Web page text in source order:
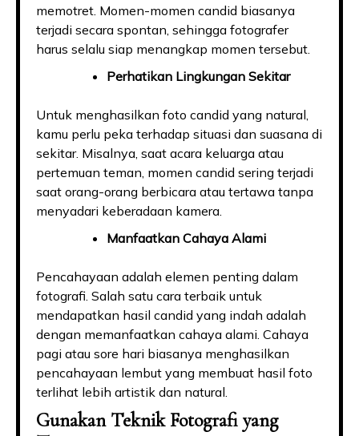
memotret. Momen-momen candid biasanya
terjadi secara spontan, sehingga fotografer
harus selalu siap menangkap momen tersebut.
Perhatikan Lingkungan Sekitar
Untuk menghasilkan foto candid yang natural,
kamu perlu peka terhadap situasi dan suasana di
sekitar. Misalnya, saat acara keluarga atau
pertemuan teman, momen candid sering terjadi
saat orang-orang berbicara atau tertawa tanpa
menyadari keberadaan kamera.
Manfaatkan Cahaya Alami
Pencahayaan adalah elemen penting dalam
fotografi. Salah satu cara terbaik untuk
mendapatkan hasil candid yang indah adalah
dengan memanfaatkan cahaya alami. Cahaya
pagi atau sore hari biasanya menghasilkan
pencahayaan lembut yang membuat hasil foto
terlihat lebih artistik dan natural.
Gunakan Teknik Fotografi yang